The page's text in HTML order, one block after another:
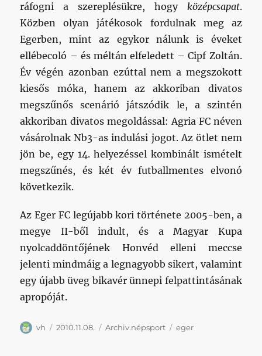
ráfogni a szereplésükre, hogy középcsapat.
Közben olyan játékosok fordulnak meg az
Egerben, mint az egykor nálunk is éveket
ellébecoló – és méltán elfeledett – Cipf Zoltán.
Év végén azonban ezúttal nem a megszokott
kiesős móka, hanem az akkoriban divatos
megszűnős scenárió játszódik le, a szintén
akkoriban divatos megoldással: Agria FC néven
vásárolnak Nb3-as indulási jogot. Az ötlet nem
jön be, egy 14. helyezéssel kombinált ismételt
megszűnés, és két év futballmentes elvonó
következik.
Az Eger FC legújabb kori története 2005-ben, a
megye II-ből indult, és a Magyar Kupa
nyolcaddöntőjének Honvéd elleni meccse
jelenti mindmáig a legnagyobb sikert, valamint
egy újabb üveg bikavér ünnepi felpattintásának
apropóját.
Szerző
vh Közzétéve
2010.11.08. Kategória
Archiv.népsport Címke
eger